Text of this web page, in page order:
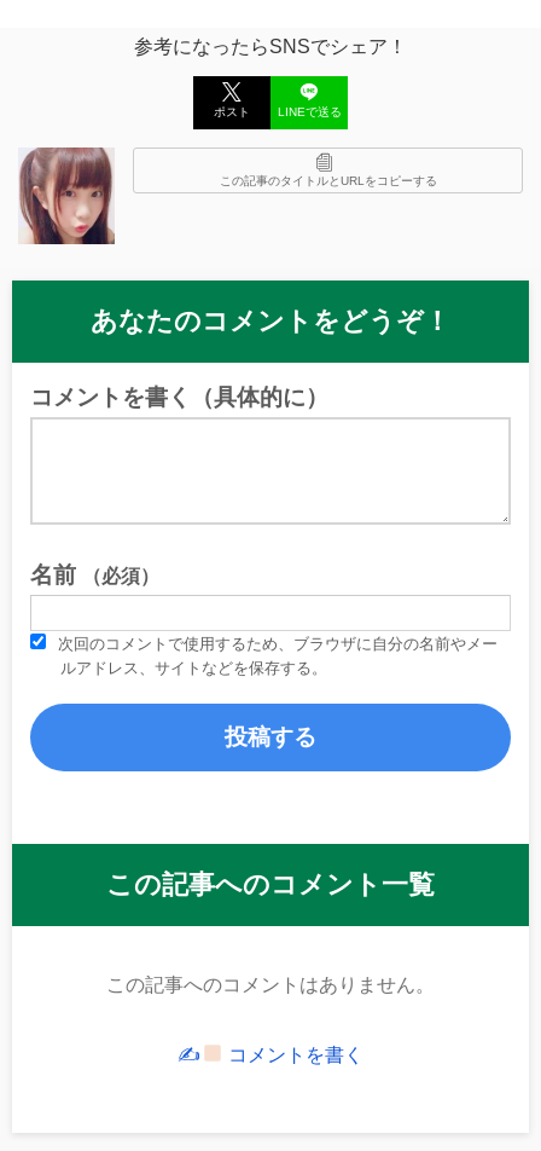
参考になったらSNSでシェア！
ポスト LINEで送る
この記事のタイトルとURLをコピーする
あなたのコメントをどうぞ！
コメントを書く（具体的に）
名前 （必須）
次回のコメントで使用するため、ブラウザに自分の名前やメー
ルアドレス、サイトなどを保存する。
この記事へのコメント一覧
この記事へのコメントはありません。
✍ コメントを書く